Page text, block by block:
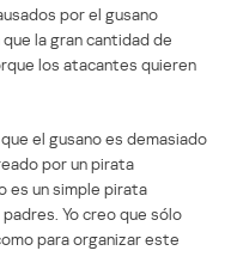
por el gusano
la gran cantidad de
los atacantes quieren
el gusano es demasiado
por un pirata
es un simple pirata
Yo creo que sólo
para organizar este